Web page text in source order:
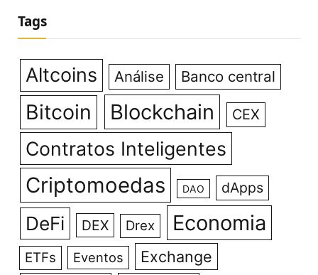
Tags
Altcoins Análise Banco central
Bitcoin Blockchain CEX
Contratos Inteligentes
Criptomoedas DAO dApps
DeFi DEX Drex Economia
ETFs Eventos Exchange